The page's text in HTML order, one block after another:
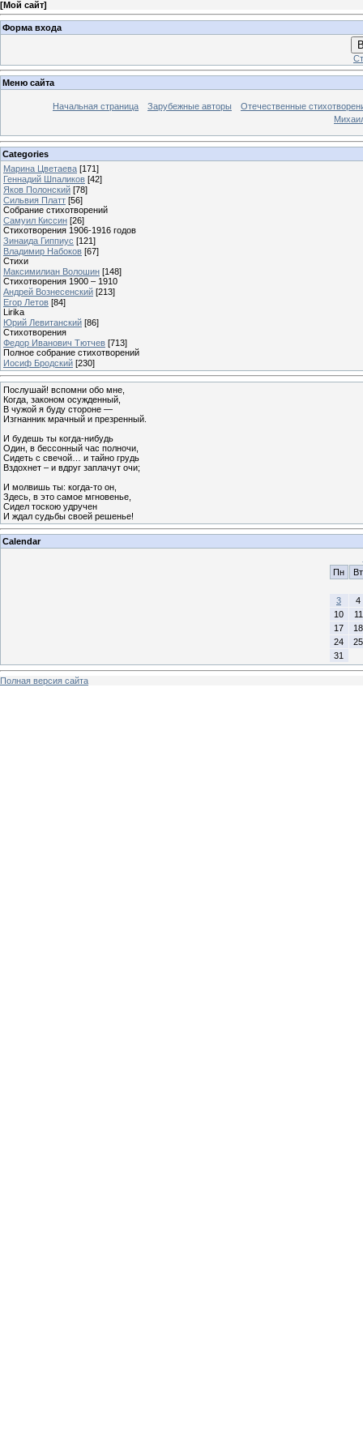
[Мой сайт]
Форма входа
Меню сайта
Начальная страница Зарубежные авторы
Отечественные
Categories
Марина Цветаева [171]
Геннадий Шпаликов [42]
Яков Полонский [78]
Сильвия Платт [56]
Собрание стихотворений
Самуил Киссин [26]
Стихотворения 1906-1916 годов
Зинаида Гиппиус [121]
Владимир Набоков [67]
Стихи
Максимилиан Волошин [148]
Стихотворения 1900 – 1910
Андрей Вознесенский [213]
Егор Летов [84]
Lirika
Юрий Левитанский [86]
Стихотворения
Федор Иванович Тютчев [713]
Полное собрание стихотворений
Иосиф Бродский [230]
Послушай! вспомни обо мне,
Когда, законом осужденный,
В чужой я буду стороне —
Изгнанник мрачный и презренный.
И будешь ты когда-нибудь
Один, в бессонный час полночи,
Сидеть с свечой… и тайно грудь
Вздохнет – и вдруг заплачут очи;
И молвишь ты: когда-то он,
Здесь, в это самое мгновенье,
Сидел тоскою удручен
И ждал судьбы своей решенье!
Calendar
Пн
Вт
3
4
10
11
17
18
24
25
31
Полная версия сайта